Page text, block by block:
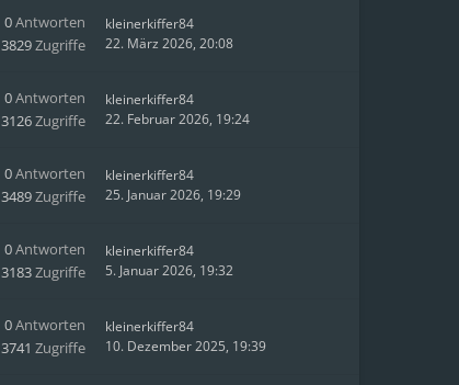
0Antworten
3829Zugriffe
kleinerkiffer84
22. März 2026, 20:08
0Antworten
3126Zugriffe
kleinerkiffer84
22. Februar 2026, 19:24
0Antworten
3489Zugriffe
kleinerkiffer84
25. Januar 2026, 19:29
0Antworten
3183Zugriffe
kleinerkiffer84
5. Januar 2026, 19:32
0Antworten
3741 Zugriffe
kleinerkiffer84
10. Dezember 2025, 19:39